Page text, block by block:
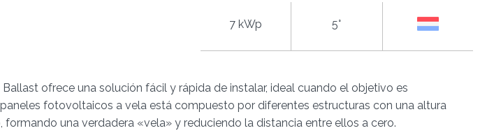
7 kWp 5°
Ballast ofrece una solución fácil y rápida de instalar, ideal cuando el objetivo es
fotovoltaicos a vela está compuesto por diferentes estructuras con una altura
una verdadera «vela» y reduciendo la distancia entre ellos a cero.